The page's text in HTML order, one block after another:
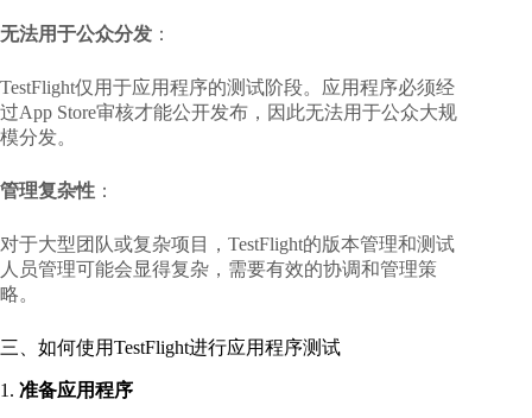
无法用于公众分发 ：
TestFlight仅用于应用程序的测试阶段。应用程序必须经
过App Store审核才能公开发布，因此无法用于公众大规
模分发。
管理复杂性 ：
对于大型团队或复杂项目，TestFlight的版本管理和测试
人员管理可能会显得复杂，需要有效的协调和管理策
略。
三、如何使用TestFlight进行应用程序测试
1. 准备应用程序